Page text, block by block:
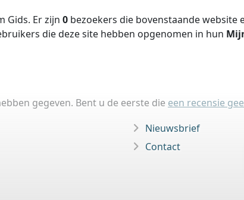
Gids. Er zijn 0 bezoekers die bovenstaande website
die deze site hebben opgenomen in hun
gegeven. Bent u de eerste die een recensie
Nieuwsbrief
Contact